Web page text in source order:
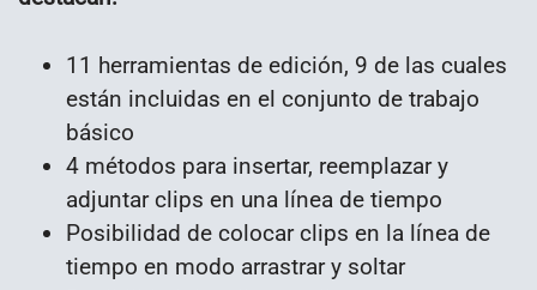
11 herramientas de edición, 9 de las cuales
están incluidas en el conjunto de trabajo
básico
4 métodos para insertar, reemplazar y
adjuntar clips en una línea de tiempo
Posibilidad de colocar clips en la línea de
tiempo en modo arrastrar y soltar